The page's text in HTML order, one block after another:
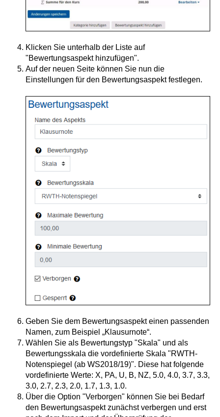
Klicken Sie unterhalb der Liste auf
"Bewertungsaspekt hinzufügen".
Auf der neuen Seite können Sie nun die
Einstellungen für den Bewertungsaspekt festlegen.
Geben Sie dem Bewertungsaspekt einen passenden
Namen, zum Beispiel „Klausurnote“.
Wählen Sie als Bewertungstyp "Skala" und als
Bewertungsskala die vordefinierte Skala "RWTH-
Notenspiegel (ab WS2018/19)". Diese hat folgende
vordefinierte Werte: X, PA, U, B, NZ, 5.0, 4.0, 3.7, 3.3,
3.0, 2.7, 2.3, 2.0, 1.7, 1.3, 1.0.
Über die Option "Verborgen" können Sie bei Bedarf
den Bewertungsaspekt zunächst verbergen und erst